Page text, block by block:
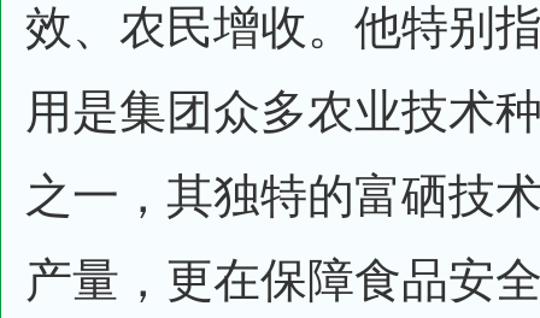
效、农民增收。他特别
用是集团众多农业技术
之一，其独特的富硒技
产量，更在保障食品安